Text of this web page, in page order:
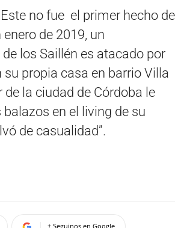
no fue el primer hecho de
de 2019, un
los Saillén es atacado por
su propia casa en barrio Villa
de la ciudad de Córdoba le
balazos en el living de su
de casualidad”.
+ Seguinos en Google